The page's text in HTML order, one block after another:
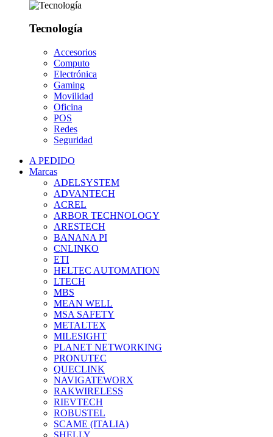
Tecnología
Accesorios
Computo
Electrónica
Gaming
Movilidad
Oficina
POS
Redes
Seguridad
A PEDIDO
Marcas
ADELSYSTEM
ADVANTECH
ACREL
ARBOR TECHNOLOGY
ARESTECH
BANANA PI
CNLINKO
ETI
HELTEC AUTOMATION
LTECH
MBS
MEAN WELL
MSA SAFETY
METALTEX
MILESIGHT
PLANET NETWORKING
PRONUTEC
QUECLINK
NAVIGATEWORX
RAKWIRELESS
RIEVTECH
ROBUSTEL
SCAME (ITALIA)
SHELLY